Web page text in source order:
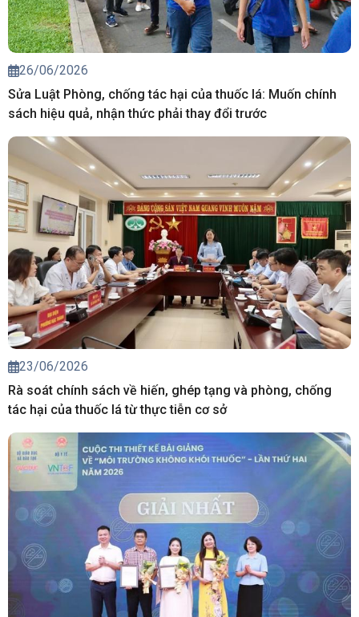
26/06/2026
Sửa Luật Phòng, chống tác hại của thuốc lá: Muốn chính
sách hiệu quả, nhận thức phải thay đổi trước
23/06/2026
Rà soát chính sách về hiến, ghép tạng và phòng, chống
tác hại của thuốc lá từ thực tiễn cơ sở